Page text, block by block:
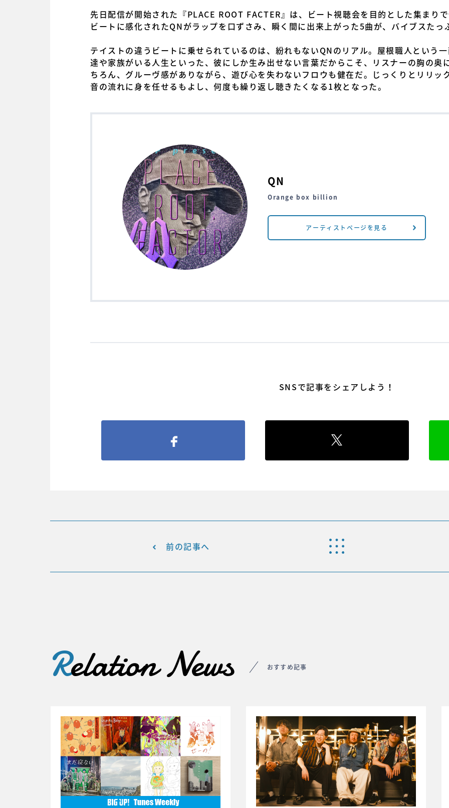
先日配信が開始された『PLACE ROOT FACTER』は、ビート視聴会を目的とした集まり
ビートに感化されたQNがラップを口ずさみ、瞬く間に出来上がった5曲が、バイブスたっ
テイストの違うビートに乗せられているのは、紛れもないQNのリアル。屋根職人という
達や家族がいる人生といった、彼にしか生み出せない言葉だからこそ、リスナーの胸の奥
ちろん、グルーヴ感がありながら、遊び心を失わないフロウも健在だ。じっくりとリリッ
音の流れに身を任せるもよし、何度も繰り返し聴きたくなる1枚となった。
QN
Orange box billion
アーティストページを見る
SNSで記事をシェアしよう！
前の記事へ
Relation News おすすめ記事